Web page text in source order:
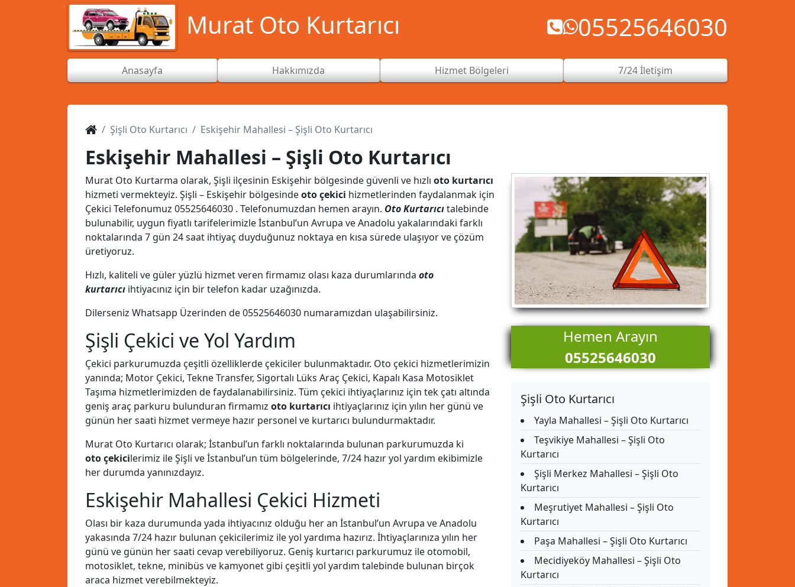
Murat Oto Kurtarıcı 05525646030
Anasayfa Hakkımızda Hizmet Bölgeleri 7/24 İletişim
Şişli Oto Kurtarıcı Eskişehir Mahallesi – Şişli Oto Kurtarıcı
Eskişehir Mahallesi – Şişli Oto Kurtarıcı
Murat Oto Kurtarma olarak, Şişli ilçesinin Eskişehir bölgesinde güvenli ve hızlı oto kurtarıcı
hizmeti vermekteyiz. Şişli – Eskişehir bölgesindeoto çekici hizmetlerinden faydalanmak için
Çekici Telefonumuz 05525646030 . Telefonumuzdan hemen arayın. Oto Kurtarıcıtalebinde
bulunabilir, uygun fiyatlı tarifelerimizle İstanbul’un Avrupa ve Anadolu yakalarındaki farklı
noktalarında 7 gün 24 saat ihtiyaç duyduğunuz noktaya en kısa sürede ulaşıyor ve çözüm
üretiyoruz.
Hızlı, kaliteli ve güler yüzlü hizmet veren firmamız olası kaza durumlarında oto
kurtarıcı ihtiyacınız için bir telefon kadar uzağınızda.
Dilerseniz Whatsapp Üzerinden de05525646030 numaramızdan ulaşabilirsiniz.
Şişli Çekici ve Yol Yardım
Çekici parkurumuzda çeşitli özelliklerde çekiciler bulunmaktadır. Oto çekici hizmetlerimizin
yanında; Motor Çekici, Tekne Transfer, Sigortalı Lüks Araç Çekici, Kapalı Kasa Motosiklet
Taşıma hizmetlerimizden de faydalanabilirsiniz. Tüm çekici ihtiyaçlarınız için tek çatı altında
geniş araç parkuru bulunduran firmamız oto kurtarıcı ihtiyaçlarınız için yılın her günü ve
günün her saati hizmet vermeye hazır personel ve kurtarıcı bulundurmaktadır.
Murat Oto Kurtarıcı olarak; İstanbul’un farklı noktalarında bulunan parkurumuzda ki
oto çekicilerimiz ile Şişli ve İstanbul’un tüm bölgelerinde, 7/24 hazır yol yardım ekibimizle
her durumda yanınızdayız.
Eskişehir Mahallesi Çekici Hizmeti
Olası bir kaza durumunda yada ihtiyacınız olduğu her an İstanbul’un Avrupa ve Anadolu
yakasında 7/24 hazır bulunan çekicilerimiz ile yol yardıma hazırız. İhtiyaçlarınıza yılın her
günü ve günün her saati cevap verebiliyoruz. Geniş kurtarıcı parkurumuz ile otomobil,
motosiklet, tekne, minibüs ve kamyonet gibi çeşitli yol yardım talebinde bulunan birçok
araca hizmet verebilmekteyiz.
Hemen Arayın
05525646030
Şişli Oto Kurtarıcı
Yayla Mahallesi – Şişli Oto Kurtarıcı
Teşvikiye Mahallesi – Şişli Oto
Kurtarıcı
Şişli Merkez Mahallesi – Şişli Oto
Kurtarıcı
Meşrutiyet Mahallesi – Şişli Oto
Kurtarıcı
Paşa Mahallesi – Şişli Oto Kurtarıcı
Mecidiyeköy Mahallesi – Şişli Oto
Kurtarıcı